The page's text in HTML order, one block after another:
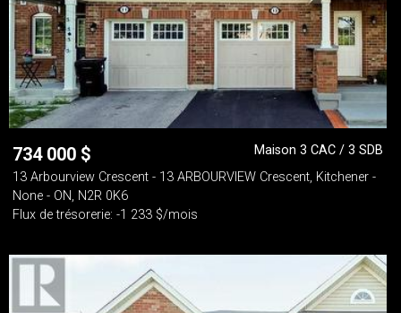
734 000 $
Maison 3 CAC / 3 SDB
13 Arbourview Crescent - 13 ARBOURVIEW Crescent, Kitchener -
None - ON, N2R 0K6
Flux de trésorerie: -1 233 $/mois